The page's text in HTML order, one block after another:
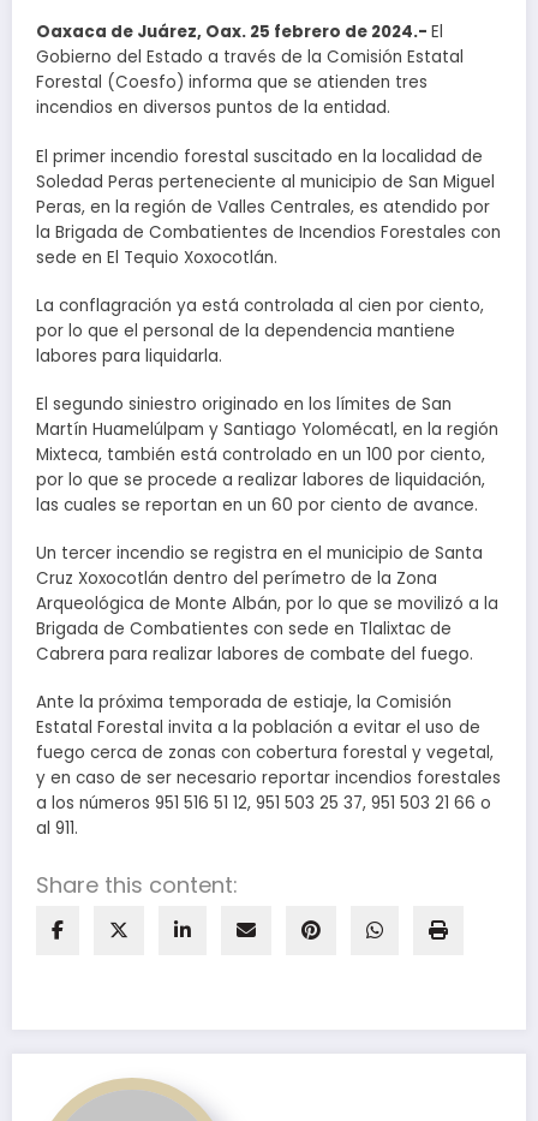
Oaxaca de Juárez, Oax. 25 febrero de 2024.- El
Gobierno del Estado a través de la Comisión Estatal
Forestal (Coesfo) informa que se atienden tres
incendios en diversos puntos de la entidad.
El primer incendio forestal suscitado en la localidad de
Soledad Peras perteneciente al municipio de San Miguel
Peras, en la región de Valles Centrales, es atendido por
la Brigada de Combatientes de Incendios Forestales con
sede en El Tequio Xoxocotlán.
La conflagración ya está controlada al cien por ciento,
por lo que el personal de la dependencia mantiene
labores para liquidarla.
El segundo siniestro originado en los límites de San
Martín Huamelúlpam y Santiago Yolomécatl, en la región
Mixteca, también está controlado en un 100 por ciento,
por lo que se procede a realizar labores de liquidación,
las cuales se reportan en un 60 por ciento de avance.
Un tercer incendio se registra en el municipio de Santa
Cruz Xoxocotlán dentro del perímetro de la Zona
Arqueológica de Monte Albán, por lo que se movilizó a la
Brigada de Combatientes con sede en Tlalixtac de
Cabrera para realizar labores de combate del fuego.
Ante la próxima temporada de estiaje, la Comisión
Estatal Forestal invita a la población a evitar el uso de
fuego cerca de zonas con cobertura forestal y vegetal,
y en caso de ser necesario reportar incendios forestales
a los números 951 516 51 12, 951 503 25 37, 951 503 21 66 o
al 911.
Share this content: